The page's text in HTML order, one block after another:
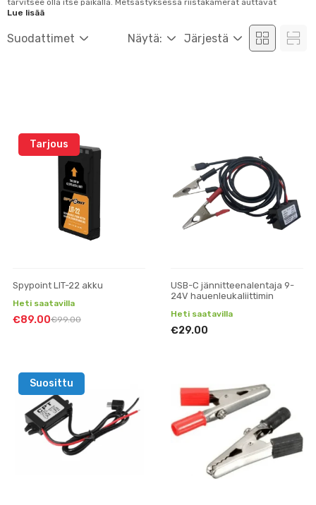
Suodattimet Näytä: Järjestä
tarvitsee olla itse paikalla. Metsästyksessä riistakamerat auttavat
seuraamaan riistaeläinten liikkumista ja käyttäytymistä, mikä parantaa
suunnittelua ja lisää onnistumisen mahdollisuuksia. Luontoharrastajille ne
tarjoavat mahdollisuuden tallentaa eläinten luonnollista käyttäytymistä
häiritsem...
Lue lisää
Tarjous
Spypoint LIT-22 akku
Heti saatavilla
€89.00€99.00
USB-C jännitteenalentaja 9-
24V hauenleukaliittimin
Heti saatavilla
€29.00
Suosittu